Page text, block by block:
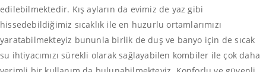
edilebilmektedir. Kış ayların da evimiz de yaz gibi
hissedebildiğimiz sıcaklık ile en huzurlu ortamlarımızı
yaratabilmekteyiz bununla birlik de duş ve banyo için de sıcak
su ihtiyacımızı sürekli olarak sağlayabilen kombiler ile çok daha